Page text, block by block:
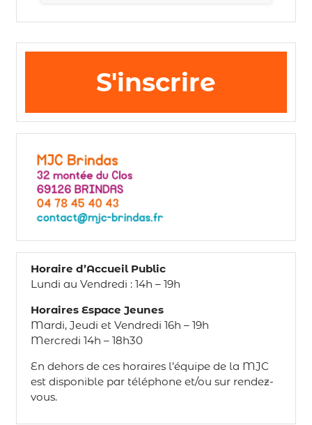
S'inscrire
Horaire d’Accueil Public
Lundi au Vendredi : 14h – 19h
Horaires Espace Jeunes
Mardi, Jeudi et Vendredi 16h – 19h
Mercredi 14h – 18h30
En dehors de ces horaires l’équipe de la MJC
est disponible par téléphone et/ou sur rendez-
vous.